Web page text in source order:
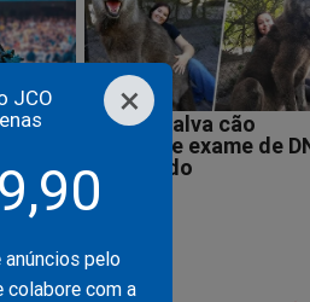
×
JCO
anúncios pelo
colabore com a
leitor.